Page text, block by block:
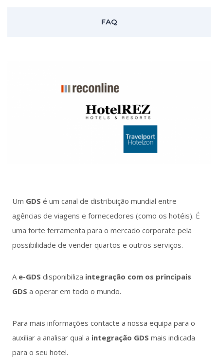
FAQ
Um GDS é um canal de distribuição mundial entre
agências de viagens e fornecedores (como os hotéis). É
uma forte ferramenta para o mercado corporate pela
possibilidade de vender quartos e outros serviços.
A e-GDS disponibiliza integração com os principais
GDS a operar em todo o mundo.
Para mais informações contacte a nossa equipa para o
auxiliar a analisar qual a integração GDS mais indicada
para o seu hotel.